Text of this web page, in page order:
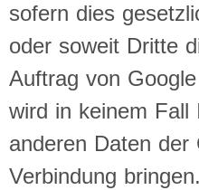
sofern dies
oder soweit Dritte
Auftrag von
wird in keinem Fall
anderen Daten der
Verbindung